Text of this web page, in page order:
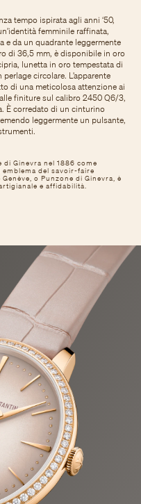
Ginevra nel 1886 come
del savoir-faire
o Punzone di Ginevra, è
e affidabilità.
tempo ispirata agli anni ‘50,
femminile raffinata,
e da un quadrante leggermente
di 36,5 mm, è disponibile in oro
lunetta in oro tempestata di
circolare. L’apparente
di una meticolosa attenzione ai
finiture sul calibro 2450 Q6/3,
È corredato di un cinturino
leggermente un pulsante,